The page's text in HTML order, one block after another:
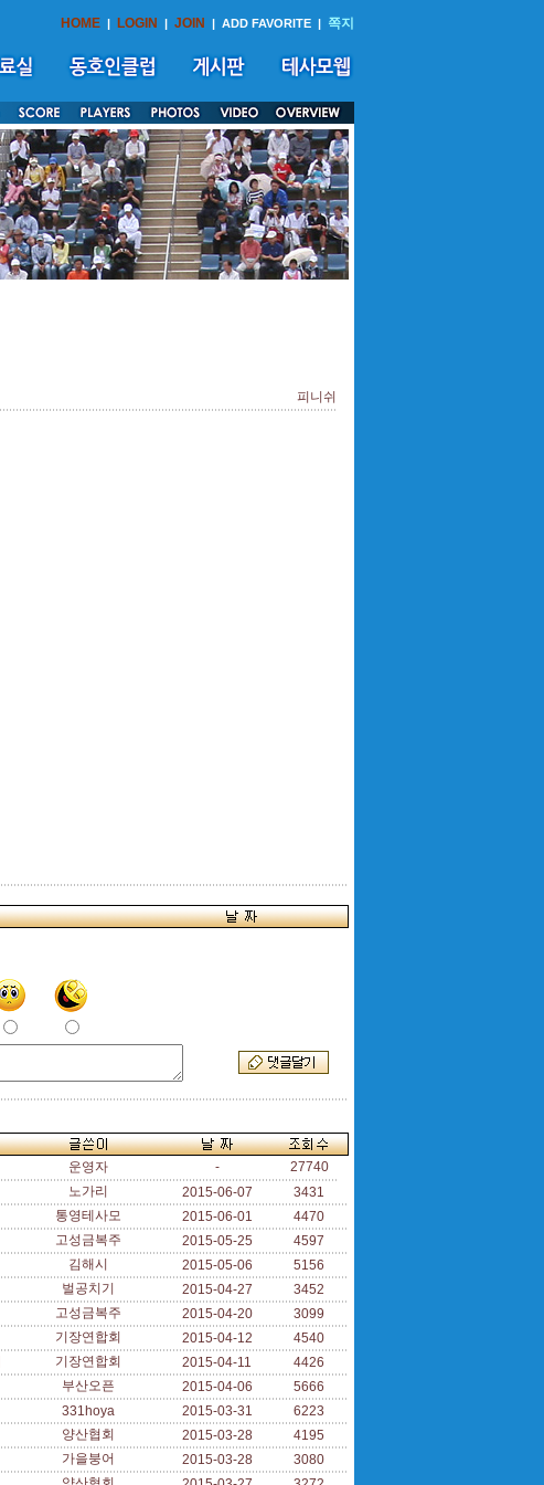
HOME | LOGIN | JOIN | ADD FAVORITE | 쪽지
피니쉬
운영자 -
27740
노가리 2015-06-07
3431
통영테사모 2015-06-01
4470
고성금복주 2015-05-25
4597
김해시 2015-05-06
5156
벌공치기 2015-04-27
3452
고성금복주 2015-04-20
3099
기장연합회 2015-04-12
4540
기장연합회 2015-04-11
4426
부산오픈 2015-04-06
5666
331hoya 2015-03-31
6223
양산협회 2015-03-28
4195
가을붕어 2015-03-28
3080